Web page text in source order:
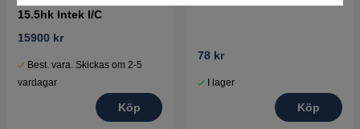
15.5hk Intek I/C
15900 kr
Best. vara. Skickas om 2-5
vardagar
Köp
78 kr
I lager
Köp